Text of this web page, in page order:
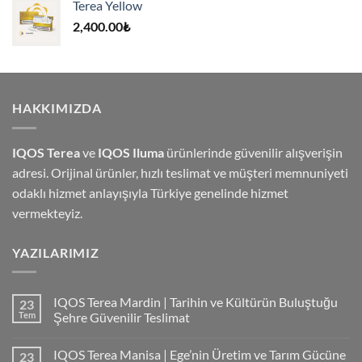
Terea Yellow
2,400.00₺
HAKKIMIZDA
IQOS Tereave IQOS Iluma ürünlerinde güvenilir alışverişin
adresi. Orijinal ürünler, hızlı teslimat ve müşteri memnuniyeti
odaklı hizmet anlayışıyla Türkiye genelinde hizmet
vermekteyiz.
YAZILARIMIZ
23
Tem
IQOS Terea Mardin | Tarihin ve Kültürün Buluştuğu
Şehre Güvenilir Teslimat
23 IQOS Terea Manisa | Ege’nin Üretim ve Tarım Gücüne